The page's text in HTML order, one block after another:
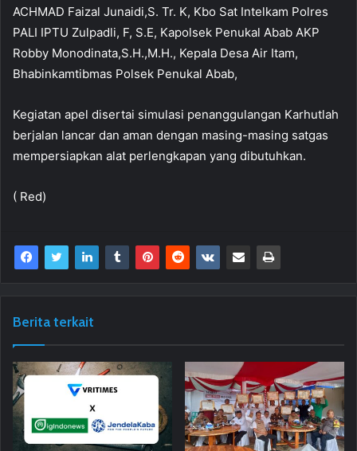
ACHMAD Faizal Junaidi,S. Tr. K, Kbo Sat Intelkam Polres
PALI IPTU Zulpadli, F, S.E, Kapolsek Penukal Abab AKP
Robby Monodinata,S.H.,M.H., Kepala Desa Air Itam,
Bhabinkamtibmas Polsek Penukal Abab,
Kegiatan apel disertai simulasi penanggulangan Karhutlah
berjalan lancar dan aman dengan masing-masing satgas
mempersiapkan alat perlengkapan yang dibutuhkan.
( Red)
Berita terkait